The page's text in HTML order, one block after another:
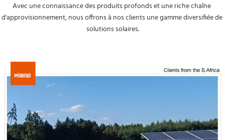
Avec une connaissance des produits profonds et une riche chaîne
d'approvisionnement, nous offrons à nos clients une gamme diversifiée de
solutions solaires.